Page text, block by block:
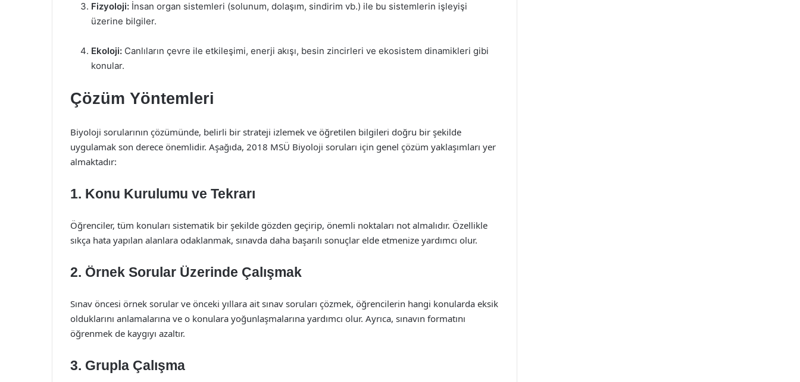
Fizyoloji: İnsan organ sistemleri (solunum, dolaşım, sindirim vb.) ile bu sistemlerin işleyişi
üzerine bilgiler.
Ekoloji: Canlıların çevre ile etkileşimi, enerji akışı, besin zincirleri ve ekosistem dinamikleri gibi
konular.
Çözüm Yöntemleri
Biyoloji sorularının çözümünde, belirli bir strateji izlemek ve öğretilen bilgileri doğru bir şekilde
uygulamak son derece önemlidir. Aşağıda, 2018 MSÜ Biyoloji soruları için genel çözüm yaklaşımları yer
almaktadır:
1. Konu Kurulumu ve Tekrarı
Öğrenciler, tüm konuları sistematik bir şekilde gözden geçirip, önemli noktaları not almalıdır. Özellikle
sıkça hata yapılan alanlara odaklanmak, sınavda daha başarılı sonuçlar elde etmenize yardımcı olur.
2. Örnek Sorular Üzerinde Çalışmak
Sınav öncesi örnek sorular ve önceki yıllara ait sınav soruları çözmek, öğrencilerin hangi konularda eksik
olduklarını anlamalarına ve o konulara yoğunlaşmalarına yardımcı olur. Ayrıca, sınavın formatını
öğrenmek de kaygıyı azaltır.
3. Grupla Çalışma